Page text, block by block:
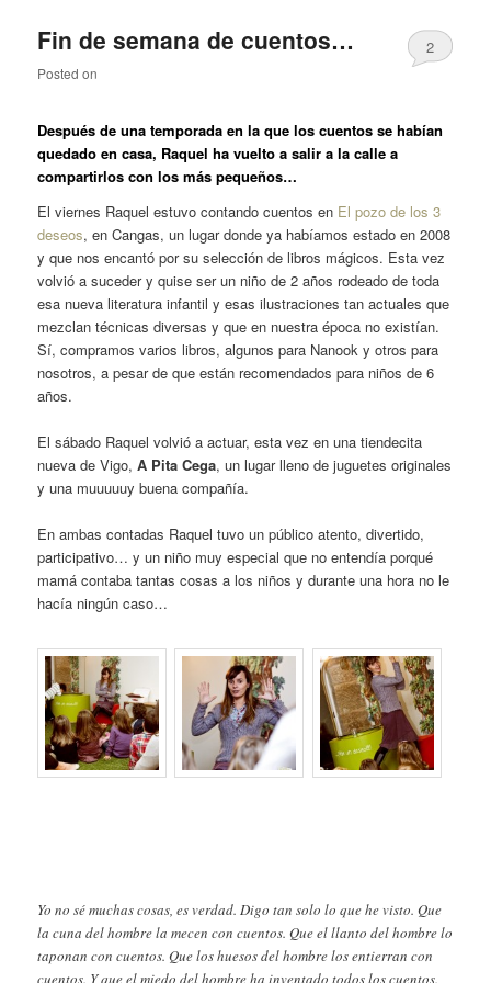
Fin de semana de cuentos…
Posted on
2
Después de una temporada en la que los cuentos se habían
quedado en casa, Raquel ha vuelto a salir a la calle a
compartirlos con los más pequeños…
El viernes Raquel estuvo contando cuentos en El pozo de los 3
deseos, en Cangas, un lugar donde ya habíamos estado en 2008
y que nos encantó por su selección de libros mágicos. Esta vez
volvió a suceder y quise ser un niño de 2 años rodeado de toda
esa nueva literatura infantil y esas ilustraciones tan actuales que
mezclan técnicas diversas y que en nuestra época no existían.
Sí, compramos varios libros, algunos para Nanook y otros para
nosotros, a pesar de que están recomendados para niños de 6
años.
El sábado Raquel volvió a actuar, esta vez en una tiendecita
nueva de Vigo, A Pita Cega, un lugar lleno de juguetes originales
y una muuuuuy buena compañía.
En ambas contadas Raquel tuvo un público atento, divertido,
participativo… y un niño muy especial que no entendía porqué
mamá contaba tantas cosas a los niños y durante una hora no le
hacía ningún caso…
Yo no sé muchas cosas, es verdad. Digo tan solo lo que he visto. Que
la cuna del hombre la mecen con cuentos. Que el llanto del hombre lo
taponan con cuentos. Que los huesos del hombre los entierran con
cuentos. Y que el miedo del hombre ha inventado todos los cuentos.